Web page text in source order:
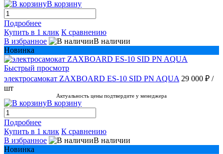
В корзину
Подробнее
Купить в 1 клик К сравнению
В избранное
В наличии
Новинка
Быстрый просмотр
электросамокат ZAXBOARD ES-10 SID PN AQUA 29 000 ₽ /
шт
Актуальность цены подтвердите у менеджера
В корзину
Подробнее
Купить в 1 клик К сравнению
В избранное
В наличии
Новинка